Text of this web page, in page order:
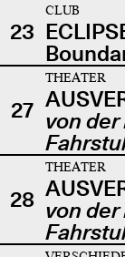
23
CLUB
27
THEATER
von der
28
THEATER
von der